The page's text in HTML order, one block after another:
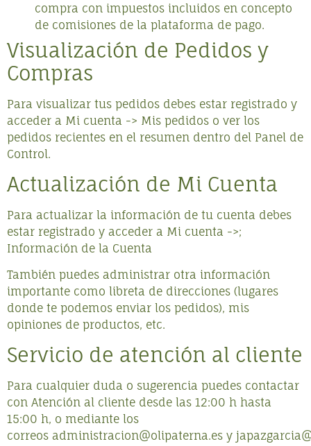
compra con impuestos incluidos en concepto
de comisiones de la plataforma de pago.
Visualización de Pedidos y
Compras
Para visualizar tus pedidos debes estar registrado y
acceder a Mi cuenta -> Mis pedidos o ver los
pedidos recientes en el resumen dentro del Panel de
Control.
Actualización de Mi Cuenta
Para actualizar la información de tu cuenta debes
estar registrado y acceder a Mi cuenta ->;
Información de la Cuenta
También puedes administrar otra información
importante como libreta de direcciones (lugares
donde te podemos enviar los pedidos), mis
opiniones de productos, etc.
Servicio de atención al cliente
Para cualquier duda o sugerencia puedes contactar
con Atención al cliente desde las 12:00 h hasta
15:00 h, o mediante los
correos administracion@olipaterna.es y